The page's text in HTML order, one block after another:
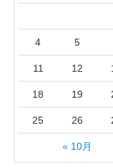
« 10月
4 5
11 12
18 19
25 26